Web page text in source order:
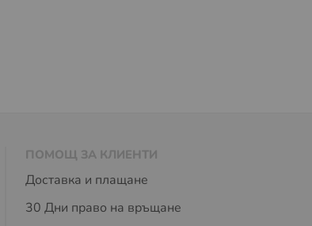
ПОМОЩ ЗА КЛИЕНТИ
Доставка и плащане
30 Дни право на връщане